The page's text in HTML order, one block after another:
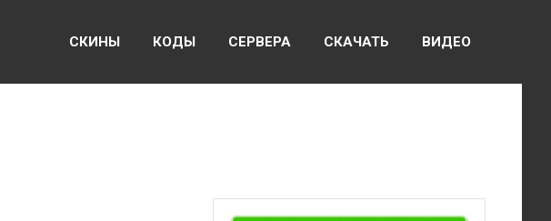
СКИНЫ КОДЫ СЕРВЕРА СКАЧАТЬ ВИДЕО